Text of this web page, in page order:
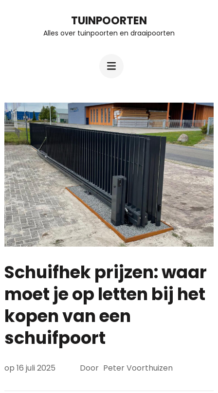
TUINPOORTEN
Alles over tuinpoorten en draaipoorten
Schuifhek prijzen: waar
moet je op letten bij het
kopen van een
schuifpoort
op 16 juli 2025 Door Peter Voorthuizen